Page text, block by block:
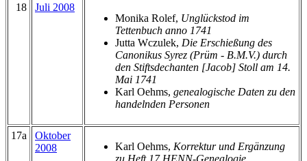
18
Juli 2008
Monika Rolef, Unglückstod im
Tettenbuch anno 1741
Jutta Wczulek, Die Erschießung des
Canonikus Syrez (Prüm - B.M.V.) durch
den Stiftsdechanten [Jacob] Stoll am 14.
Mai 1741
Karl Oehms, genealogische Daten zu den
handelnden Personen
17a
Oktober
2008
Karl Oehms, Korrektur und Ergänzung
zu Heft 17 HENN-Genealogie